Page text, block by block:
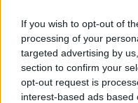
If you wish to opt-out of
processing of your
targeted advertising by
section to confirm your
opt-out request is
interest-based ads
che ci tengono
02/01/2022
NEANCHE GLI AMICI!